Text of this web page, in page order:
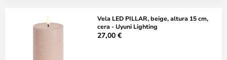
Vela LED PILLAR, beige, altura 15 cm,
cera - Uyuni Lighting
27,00 €